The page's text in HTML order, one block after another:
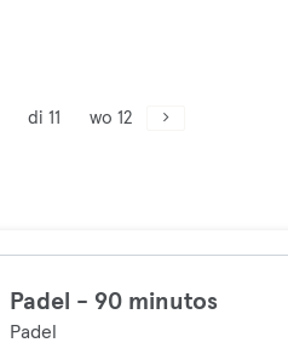
di 11 wo 12
Padel - 90 minutos
Padel